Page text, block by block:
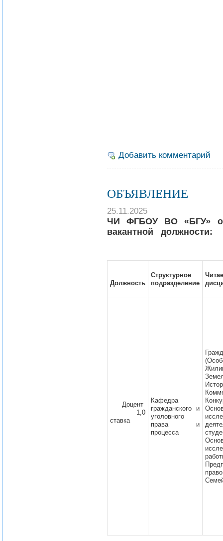
Добавить комментарий
ОБЪЯВЛЕНИЕ
25.11.2025
ЧИ ФГБОУ ВО «БГУ»
вакантной должности:
Должность
Структурное
подразделение
Доцент
1,0
ставка
Кафедра
гражданского и
уголовного
права и
процесса
право